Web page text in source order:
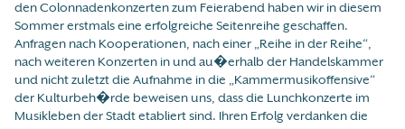
den Colonnadenkonzerten zum Feierabend haben wir in diesem
Sommer erstmals eine erfolgreiche Seitenreihe geschaffen.
Anfragen nach Kooperationen, nach einer „Reihe in der Reihe“,
nach weiteren Konzerten in und au�erhalb der Handelskammer
und nicht zuletzt die Aufnahme in die „Kammermusikoffensive“
der Kulturbeh�rde beweisen uns, dass die Lunchkonzerte im
Musikleben der Stadt etabliert sind. Ihren Erfolg verdanken die